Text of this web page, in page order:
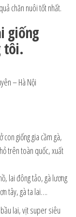
chăn nuôi tốt nhất.
giống
tôi.
– Hà Nội
con giống gia cầm gà,
trên toàn quốc, xuất
lai đông tảo, gà lương
tây, gà ta lai….
lai, vịt super siêu